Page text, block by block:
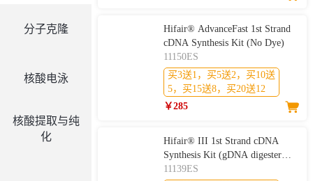
分子克隆
核酸电泳
核酸提取与纯
化
Hifair® AdvanceFast 1st Strand
cDNA Synthesis Kit (No Dye)
11150ES
买3送1，买5送2，买10送
5，买15送8，买20送12
￥285
Hifair® III 1st Strand cDNA
Synthesis Kit (gDNA digester
plus)
11139ES